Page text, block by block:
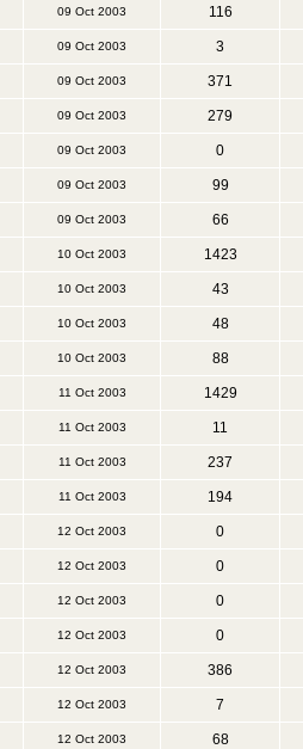
09 Oct 2003 116
09 Oct 2003 3
09 Oct 2003 371
09 Oct 2003 279
09 Oct 2003 0
09 Oct 2003 99
09 Oct 2003 66
10 Oct 2003 1423
10 Oct 2003 43
10 Oct 2003 48
10 Oct 2003 88
11 Oct 2003 1429
11 Oct 2003 11
11 Oct 2003 237
11 Oct 2003 194
12 Oct 2003 0
12 Oct 2003 0
12 Oct 2003 0
12 Oct 2003 0
12 Oct 2003 386
12 Oct 2003 7
12 Oct 2003 68